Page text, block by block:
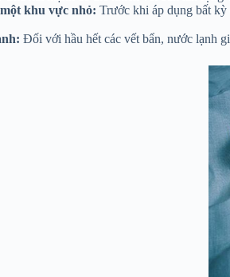
khu vực nhỏ: Trước khi áp dụng bất kỳ
Đối với hầu hết các vết bẩn, nước lạnh